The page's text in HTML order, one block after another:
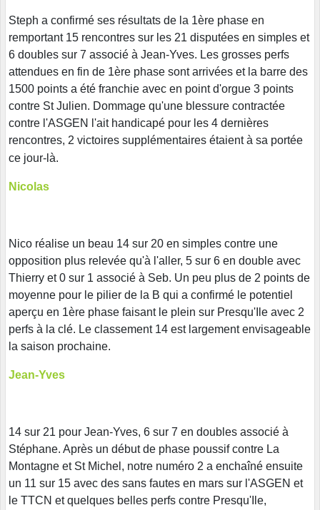
Steph a confirmé ses résultats de la 1ère phase en
remportant 15 rencontres sur les 21 disputées en simples et
6 doubles sur 7 associé à Jean-Yves. Les grosses perfs
attendues en fin de 1ère phase sont arrivées et la barre des
1500 points a été franchie avec en point d'orgue 3 points
contre St Julien. Dommage qu'une blessure contractée
contre l'ASGEN l'ait handicapé pour les 4 dernières
rencontres, 2 victoires supplémentaires étaient à sa portée
ce jour-l à.
Nicolas
Nico réalise un beau 14 sur 20 en simples contre une
opposition plus relevée qu'à l'aller, 5 sur 6 en double avec
Thierry et 0 sur 1 associé à Seb. Un peu plus de 2 points de
moyenne pour le pilier de la B qui a confirmé le potentiel
aperçu en 1ère phase faisant le plein sur Presqu'Ile avec 2
perfs à la clé. Le classement 14 est largement envisageable
la saison prochaine.
Jean-Yves
14 sur 21 pour Jean-Yves, 6 sur 7 en doubles associé à
Stéphane. Après un début de phase poussif contre La
Montagne et St Michel, notre numéro 2 a enchaîné ensuite
un 11 sur 15 avec des sans fautes en mars sur l'ASGEN et
le TTCN et quelques belles perfs contre Presqu'Ile,